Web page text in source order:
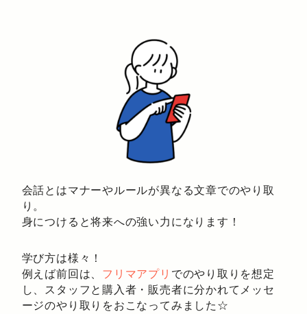
会話とはマナーやルールが異なる文章でのやり取
り。
身につけると将来への強い力になります！
学び方は様々！
例えば前回は、 フリマアプリ でのやり取りを想定
し、スタッフと購入者・販売者に分かれてメッセ
ージのやり取りをおこなってみました☆